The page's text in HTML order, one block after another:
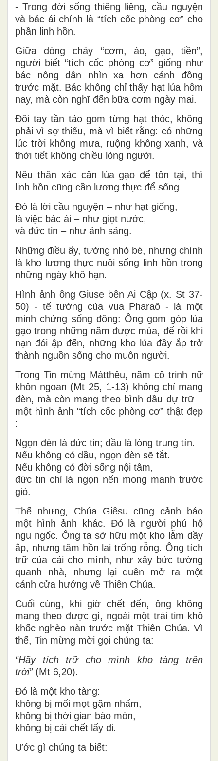
- Trong đời sống thiêng liêng, cầu nguyện
và bác ái chính là “tích cốc phòng cơ” cho
phần linh hồn.
Giữa dòng chảy “cơm, áo, gạo, tiền”,
người biết “tích cốc phòng cơ” giống như
bác nông dân nhìn xa hơn cánh đồng
trước mặt. Bác không chỉ thấy hạt lúa hôm
nay, mà còn nghĩ đến bữa cơm ngày mai.
Đôi tay tần tảo gom từng hạt thóc, không
phải vì sợ thiếu, mà vì biết rằng: có những
lúc trời không mưa, ruộng không xanh, và
thời tiết không chiều lòng người.
Nếu thân xác cần lúa gạo để tồn tại, thì
linh hồn cũng cần lương thực để sống.
Đó là lời cầu nguyện – như hạt giống,
là việc bác ái – như giọt nước,
và đức tin – như ánh sáng.
Những điều ấy, tưởng nhỏ bé, nhưng chính
là kho lương thực nuôi sống linh hồn trong
những ngày khô hạn.
Hình ảnh ông Giuse bên Ai Cập (x. St 37-
50) - tể tướng của vua Pharaô - là một
minh chứng sống động: Ông gom góp lúa
gạo trong những năm được mùa, để rồi khi
nạn đói ập đến, những kho lúa đầy ắp trở
thành nguồn sống cho muôn người.
Trong Tin mừng Mátthêu, năm cô trinh nữ
khôn ngoan (Mt 25, 1-13) không chỉ mang
đèn, mà còn mang theo bình dầu dự trữ –
một hình ảnh “tích cốc phòng cơ” thật đẹp
:
Ngọn đèn là đức tin; dầu là lòng trung tín.
Nếu không có dầu, ngọn đèn sẽ tắt.
Nếu không có đời sống nội tâm,
đức tin chỉ là ngọn nến mong manh trước
gió.
Thế nhưng, Chúa Giêsu cũng cảnh báo
một hình ảnh khác. Đó là người phú hộ
ngu ngốc. Ông ta sở hữu một kho lẫm đầy
ắp, nhưng tâm hồn lại trống rỗng. Ông tích
trữ của cải cho mình, như xây bức tường
quanh nhà, nhưng lại quên mở ra một
cánh cửa hướng về Thiên Chúa.
Cuối cùng, khi giờ chết đến, ông không
mang theo được gì, ngoài một trái tim khô
khốc nghèo nàn trước mặt Thiên Chúa. Vì
thế, Tin mừng mời gọi chúng ta:
“Hãy tích trữ cho mình kho tàng trên
trời” (Mt 6,20).
Đó là một kho tàng:
không bị mối mọt gặm nhấm,
không bị thời gian bào mòn,
không bị cái chết lấy đi.
Ước gì chúng ta biết: